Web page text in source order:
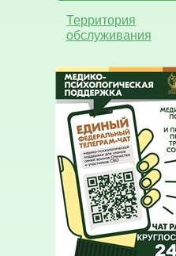
Территория
обслуживания